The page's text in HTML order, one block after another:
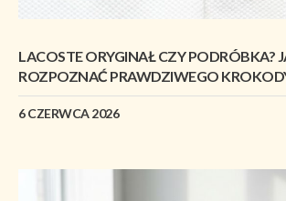
LACOSTE ORYGINAŁ CZY PODRÓBKA?
ROZPOZNAĆ PRAWDZIWEGO
6 CZERWCA 2026